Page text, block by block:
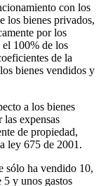
con los
los bienes privados,
por los
el 100% de los
de la
bienes vendidos y
a los bienes
expensas
de propiedad,
ley 675 de 2001.
sólo ha vendido 10,
5 y unos gastos